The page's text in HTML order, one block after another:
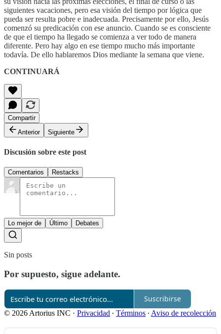
siguientes vacaciones, pero esa visión del tiempo por lógica que
pueda ser resulta pobre e inadecuada. Precisamente por ello, Jesús
comenzó su predicación con ese anuncio. Cuando se es consciente
de que el tiempo ha llegado se comienza a ver todo de manera
diferente. Pero hay algo en ese tiempo mucho más importante
todavía. De ello hablaremos Dios mediante la semana que viene.
CONTINUARÁ
Compartir
Anterior
Siguiente
Discusión sobre este post
Comentarios Restacks
Lo mejor de Último Debates
Sin posts
Por supuesto, sigue adelante.
Suscribirse
© 2026 Artorius INC · Privacidad ∙ Términos ∙ Aviso de recolección